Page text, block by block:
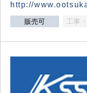
http://
販売可 工事